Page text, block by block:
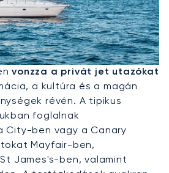
Londonba
vonzza a privát jet utazókat
a kultúra és a magán
révén. A tipikus
foglalnak
City-ben vagy a Canary
Mayfair-ben,
James's-ben, valamint